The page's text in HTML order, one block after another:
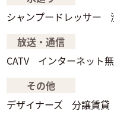
シャンプードレッサー
放送・通信
CATV
インターネット
その他
デザイナーズ
分譲賃貸